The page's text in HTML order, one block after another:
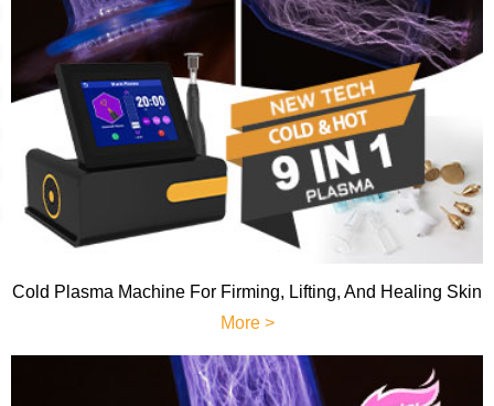
Cold Plasma Machine For Firming, Lifting, And Healing Skin
More >